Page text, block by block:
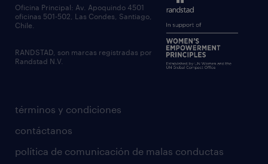
términos y condiciones
contáctanos
política de comunicación de malas conductas
Oficina Principal: Av. Apoquindo 4501
oficinas 501-502, Las Condes, Santiago,
Chile.
RANDSTAD, son marcas registradas por
Randstad N.V.